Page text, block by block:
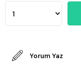
Yorum Yaz